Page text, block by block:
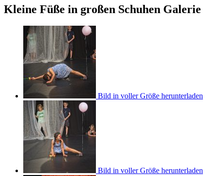
Kleine Füße in großen Schuhen Galerie
Bild in voller Größe herunterladen
Bild in voller Größe herunterladen